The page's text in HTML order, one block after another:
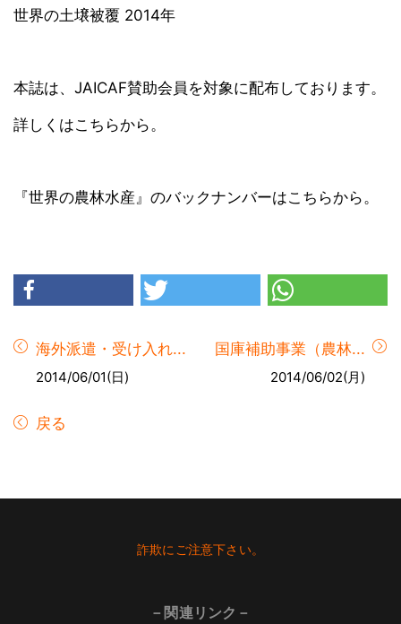
世界の土壌被覆 2014年
本誌は、JAICAF賛助会員を対象に配布しております。
詳しくはこちらから。
『世界の農林水産』のバックナンバーはこちらから。
海外派遣・受け入れ...
2014/06/01(日)
国庫補助事業（農林...
2014/06/02(月)
戻る
詐欺にご注意下さい。
－関連リンク－